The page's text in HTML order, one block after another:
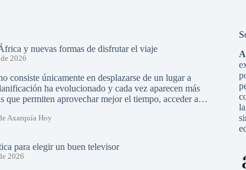
y nuevas formas de disfrutar el viaje
2026
consiste únicamente en desplazarse de un lugar a
ha evolucionado y cada vez aparecen más
que permiten aprovechar mejor el tiempo, acceder a…
Axarquía Hoy
para elegir un buen televisor
2026